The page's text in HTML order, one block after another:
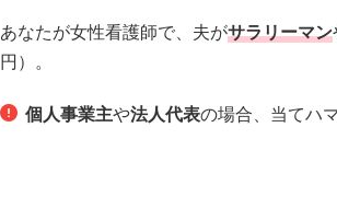
あなたが女性看護師で、夫がサラリーマン
円）。
個人事業主や法人代表の場合、当てハ